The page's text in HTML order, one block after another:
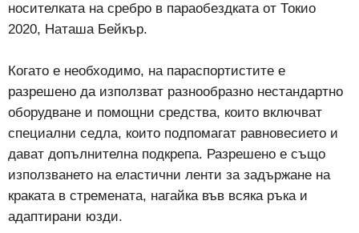
носителката на сребро в параобездката от Токио
2020, Наташа Бейкър.
Когато е необходимо, на параспортистите е
разрешено да използват разнообразно нестандартно
оборудване и помощни средства, които включват
специални седла, които подпомагат равновесието и
дават допълнителна подкрепа. Разрешено е също
използването на еластични ленти за задържане на
краката в стремената, нагайка във всяка ръка и
адаптирани юзди.